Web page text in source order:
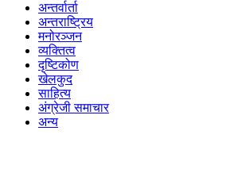
अन्तर्वार्ता
अन्तराष्ट्रिय
मनोरञ्जन
व्यक्तित्व
दृष्टिकोण
खेलकुद
साहित्य
अंग्रेजी समाचार
अन्य